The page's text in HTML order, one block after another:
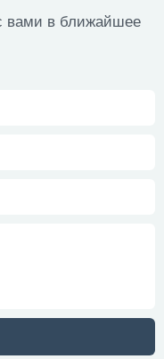
вами в ближайшее